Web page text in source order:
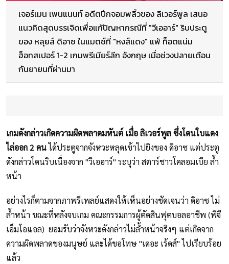
เจอร์เมน เพนแนนท์ อดีตปีกจอมพลิ้วของ ลิเวอร์พูล เสนอ
แนวคิดสุดบรรเจิดเพื่อแก้ปัญหากรณีที่ "วีเออาร์" ริบประตู
ของ หลุยส์ ดิอาซ ในแมตช์ที่ "หงส์แดง" แพ้ ท็อตแน่ม
ฮ็อทสเปอร์ 1-2 เกมพรีเมียร์ลีก อังกฤษ เมื่อช่วงปลายเดือน
กันยายนที่ผ่านมา
เกมดังกล่าวเกิดความผิดพลาดมหันต์ เมื่อ ลิเวอร์พูล ซึ่งโดนใบแดง
ไล่ออก 2 คนได้ประตูจากจังหวะหลุดเข้าไปยิงของ ดิอาซ แต่ประตู
ดังกล่าวโดนริบเนื่องจาก "วีเออาร์" ระบุว่า สตาร์ชาวโคลอมเบีย ล้ำ
หน้า
อย่างไรก็ตามจากภาพรีเพลย์แสดงให้เห็นอย่างชัดเจนว่า ดิอาซ ไม่
ล้ำหน้า ขณะที่หลังจบเกม คณะกรรมการผู้ตัดสินฟุตบอลอาชีพ (พีจี
เอ็มโอแอล) ยอมรับว่าจังหวะดังกล่าวไม่ล้ำหน้าจริงๆ แต่เกิดจาก
ความผิดพลาดของมนุษย์ และได้ขอโทษ "เดอะ เร้ดส์" ไปเรียบร้อย
แล้ว